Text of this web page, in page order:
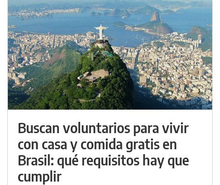
Buscan voluntarios para vivir
con casa y comida gratis en
Brasil: qué requisitos hay que
cumplir